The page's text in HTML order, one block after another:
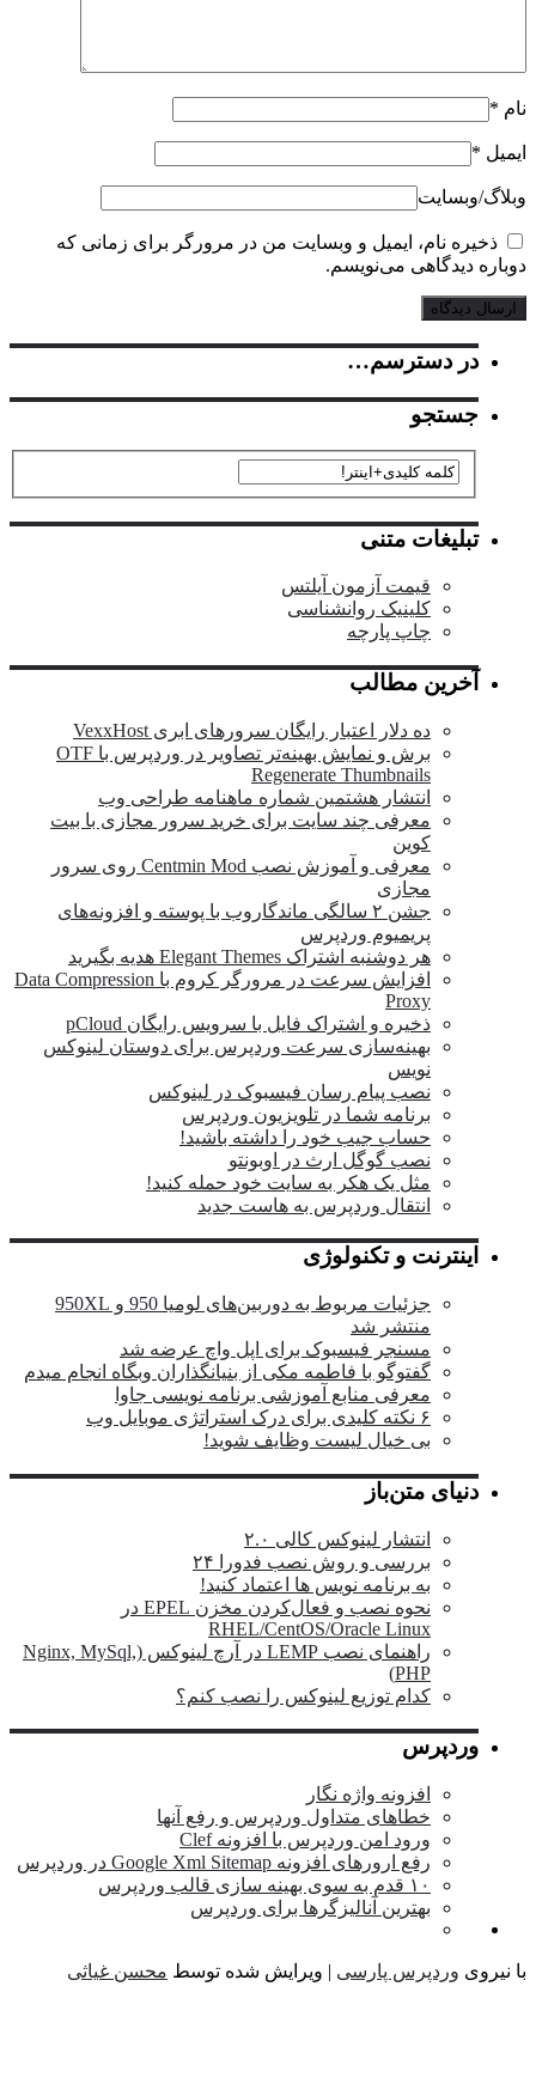
*
‌وبسایت
نام، ایمیل و وبسایت من در مرورگر برای زمانی که
دیدگاهی می‌نویسم.
در دسترسم…
جستجو
تبلیغات متنی
قیمت آزمون آیلتس
کلینیک روانشناسی
چاپ پارچه
آخرین مطالب
ده دلار اعتبار رایگان سرورهای ابری VexxHost
برش و نمایش بهینه‌تر تصاویر در وردپرس با OTF
Regenerate Thumbnails
انتشار هشتمین شماره ماهنامه طراحی وب
معرفی چند سایت برای خرید سرور مجازی با بیت
معرفی و آموزش نصب Centmin Mod روی سرور
مجازی
جشن ۲ سالگی ماندگار‌وب با پوسته و افزونه‌های
پریمیوم وردپرس
هر دوشنبه اشتراک Elegant Themes هدیه بگیرید
افزایش سرعت در مرورگر کروم با Data Compression
Proxy
ذخیره و اشتراک فایل با سرویس رایگان pCloud
بهینه‌سازی سرعت وردپرس برای دوستان لینوکس
نویس
نصب پیام رسان فیسبوک در لینوکس
برنامه شما در تلویزیون وردپرس
حساب جیب خود را داشته باشید!
نصب گوگل ارث در اوبونتو
مثل یک هکر به سایت خود حمله کنید!
انتقال وردپرس به هاست جدید
اینترنت و تکنولوژی
جزئیات مربوط به دوربین‌های لومیا 950 و 950XL
منتشر شد
مسنجر فیسبوک برای اپل واچ عرضه شد
گفتوگو با فاطمه مکی از بنیانگذاران وبگاه انجام میدم
معرفی منابع آموزشی برنامه نویسی جاوا
بی خیال لیست وظایف شوید!
دنیای متن‌باز
انتشار لینوکس کالی ۲.۰
بررسی و روش نصب فدورا ۲۴
به برنامه نویس ها اعتماد کنید!
نحوه نصب و فعال‌کردن مخزن EPEL در
RHEL/CentOS/Oracle Linux
راهنمای نصب LEMP در آرچ لینوکس (Nginx, MySql,
کدام توزیع لینوکس را نصب کنم؟
وردپرس
افزونه واژه نگار
خطاهای متداول وردپرس و رفع آنها
ورود امن وردپرس با افزونه Clef
رفع ارورهای افزونه Google Xml Sitemap در وردپرس
۱۰ قدم به سوی بهینه سازی قالب وردپرس
بهترین آنالیزگرها برای وردپرس
وردپرس پارسی| ویرایش شده توسطمحسن غیاثی